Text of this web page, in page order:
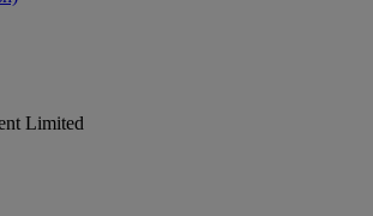
Limited